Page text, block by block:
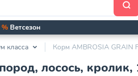
% Ветсезон
класса Корм AMBROSIA GRAIN
лосось, кролик,